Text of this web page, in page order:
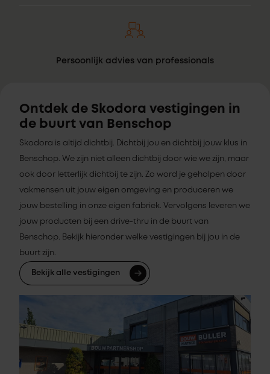
Persoonlijk advies van professionals
Ontdek de Skodora vestigingen in
de buurt van Benschop
Skodora is altijd dichtbij. Dichtbij jou en dichtbij jouw klus in
Benschop. We zijn niet alleen dichtbij door wie we zijn, maar
ook door letterlijk dichtbij te zijn. Zo word je geholpen door
vakmensen uit jouw eigen omgeving en produceren we
jouw bestelling in onze eigen fabriek. Vervolgens leveren we
jouw producten bij een drive-thru in de buurt van
Benschop. Bekijk hieronder welke vestigingen bij jou in de
buurt zijn.
Bekijk alle vestigingen